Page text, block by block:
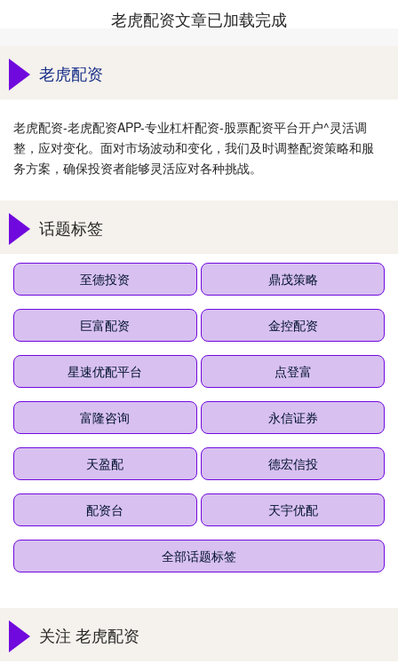
老虎配资文章已加载完成
老虎配资
老虎配资-老虎配资APP-专业杠杆配资-股票配资平台开户^灵活调
整，应对变化。面对市场波动和变化，我们及时调整配资策略和服
务方案，确保投资者能够灵活应对各种挑战。
话题标签
至德投资 鼎茂策略
巨富配资 金控配资
星速优配平台 点登富
富隆咨询 永信证券
天盈配 德宏信投
配资台 天宇优配
全部话题标签
关注 老虎配资